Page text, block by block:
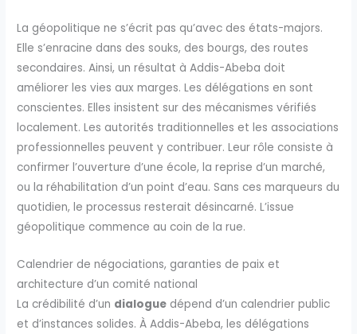
La géopolitique ne s’écrit pas qu’avec des états-majors.
Elle s’enracine dans des souks, des bourgs, des routes
secondaires. Ainsi, un résultat à Addis-Abeba doit
améliorer les vies aux marges. Les délégations en sont
conscientes. Elles insistent sur des mécanismes vérifiés
localement. Les autorités traditionnelles et les associations
professionnelles peuvent y contribuer. Leur rôle consiste à
confirmer l’ouverture d’une école, la reprise d’un marché,
ou la réhabilitation d’un point d’eau. Sans ces marqueurs du
quotidien, le processus resterait désincarné. L’issue
géopolitique commence au coin de la rue.
Calendrier de négociations, garanties de paix et
architecture d’un comité national
La crédibilité d’un dialogue dépend d’un calendrier public
et d’instances solides. À Addis-Abeba, les délégations